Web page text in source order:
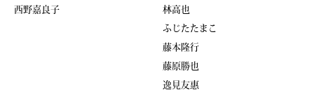
西野嘉良子
林高也
ふじたたまこ
藤本隆行
藤原勝也
逸見友惠